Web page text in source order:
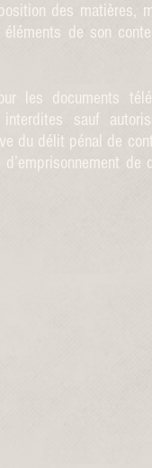
des matières,
de son
les documents
interdites sauf
du délit pénal de
de